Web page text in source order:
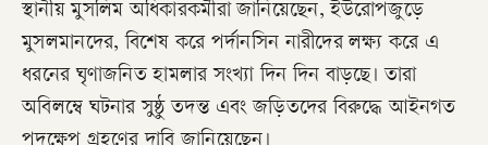
স্থানীয় মুসলিম অধিকারকর্মীরা জানিয়েছেন, ইউরোপজুড়ে
মুসলমানদের, বিশেষ করে পর্দানসিন নারীদের লক্ষ্য করে এ
ধরনের ঘৃণাজনিত হামলার সংখ্যা দিন দিন বাড়ছে। তারা
অবিলম্বে ঘটনার সুষ্ঠু তদন্ত এবং জড়িতদের বিরুদ্ধে আইনগত